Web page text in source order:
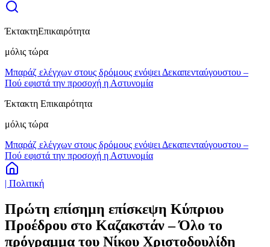
ΈκτακτηΕπικαιρότητα
μόλις τώρα
Μπαράζ ελέγχων στους δρόμους ενόψει Δεκαπενταύγουστου –
Πού εφιστά την προσοχή η Αστυνομία
Έκτακτη Επικαιρότητα
μόλις τώρα
Μπαράζ ελέγχων στους δρόμους ενόψει Δεκαπενταύγουστου –
Πού εφιστά την προσοχή η Αστυνομία
| Πολιτική
Πρώτη επίσημη επίσκεψη Κύπριου
Προέδρου στο Καζακστάν – Όλο το
πρόγραμμα του Νίκου Χριστοδουλίδη